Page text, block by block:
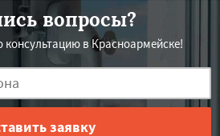
вопросы?
в Красноармейске!